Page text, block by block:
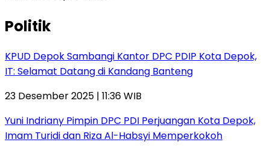
Politik
KPUD Depok Sambangi Kantor DPC PDIP Kota Depok,
IT: Selamat Datang di Kandang Banteng
23 Desember 2025 | 11:36 WIB
Yuni Indriany Pimpin DPC PDI Perjuangan Kota Depok,
Imam Turidi dan Riza Al-Habsyi Memperkokoh